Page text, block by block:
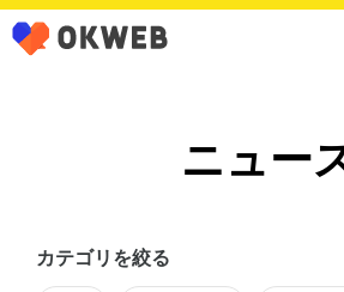
ニュー
カテゴリを絞る